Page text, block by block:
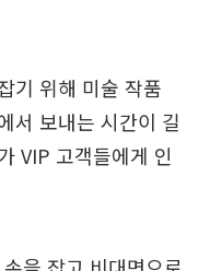
기 위해 미술 작품
서 보내는 시간이 길
VIP 고객들에게 인